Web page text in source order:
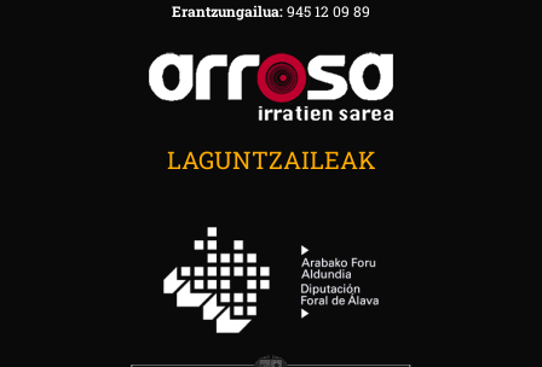
Erantzungailua:945 12 09 89
LAGUNTZAILEAK